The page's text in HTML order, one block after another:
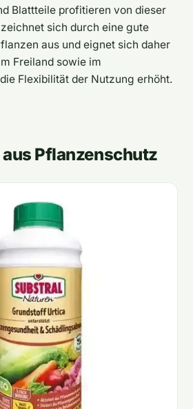
Blattteile profitieren von dieser
sich durch eine gute
aus und eignet sich daher
Freiland sowie im
Flexibilität der Nutzung erhöht.
aus Pflanzenschutz